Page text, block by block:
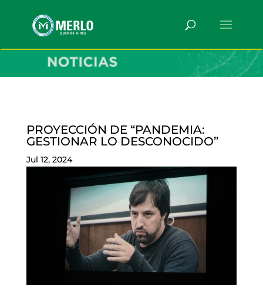
PROYECCIÓN DE “PANDEMIA:
GESTIONAR LO DESCONOCIDO”
Jul 12, 2024